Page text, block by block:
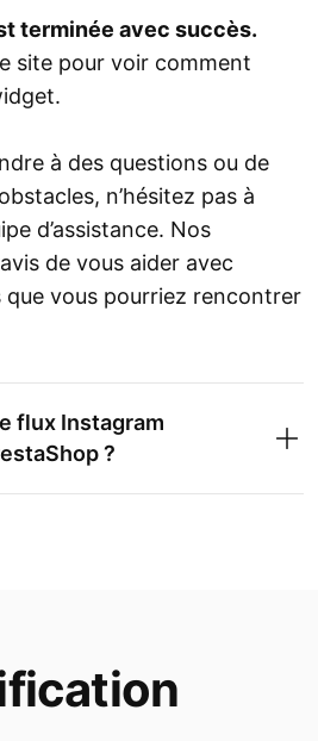
terminée avec succès.
site pour voir comment
à des questions ou de
n’hésitez pas à
d’assistance. Nos
de vous aider avec
vous pourriez rencontrer
flux Instagram
?
Feedgratuitement